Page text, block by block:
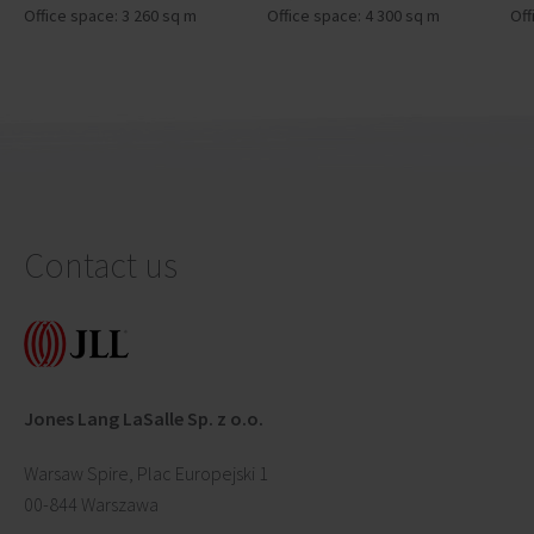
Office space: 3 260 sq m
Office space: 4 300 sq m
Contact us
Jones Lang LaSalle Sp. z o.o.
Warsaw Spire, Plac Europejski 1
00-844 Warszawa